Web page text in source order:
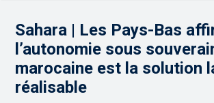
Sahara | Les Pays-Bas
l’autonomie sous
marocaine est la solution
réalisable